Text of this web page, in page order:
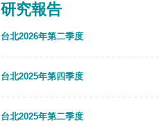
研究報告
台北2026年第二季度
台北2025年第四季度
台北2025年第二季度